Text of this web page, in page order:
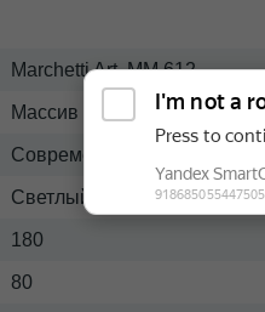
Marchetti Art. MM 612
Массив
Современный
Светлый
180
80